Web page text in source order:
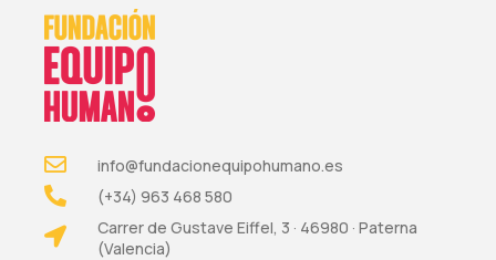
info@fundacionequipohumano.es
(+34) 963 468 580
Carrer de Gustave Eiffel, 3 · 46980 · Paterna
(Valencia)